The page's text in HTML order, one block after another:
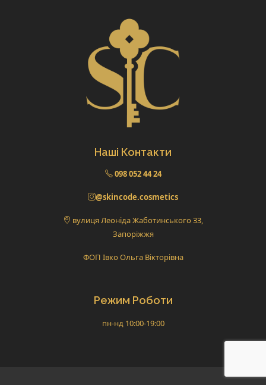
Наші Контакти
098 052 44 24
@skincode.cosmetics
вулиця Леоніда Жаботинського 33,
Запоріжжя
ФОП Івко Ольга Вікторівна
Режим Роботи
пн-нд 10:00-19:00